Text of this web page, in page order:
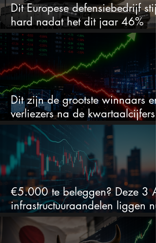
Dit Europese defensiebedrijf
hard nadat het dit jaar 46%
daalde: mooie koopkans?
Dit zijn de grootste winnaars en
verliezers na de kwartaalcijfers
(2 springen eruit)
€5.000 te beleggen? Deze 3
infrastructuuraandelen liggen nu
in de uitverkoop